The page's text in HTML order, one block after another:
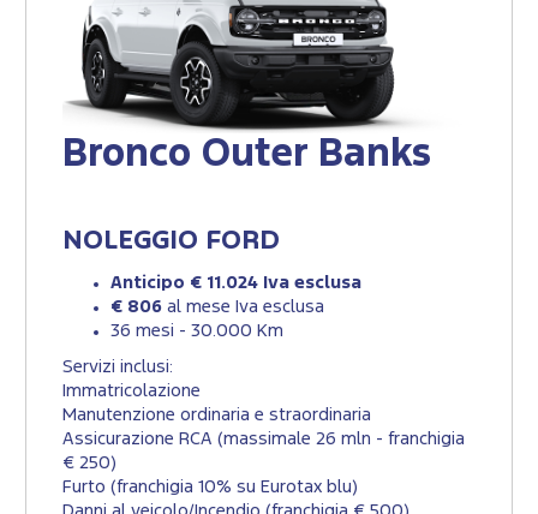
Bronco Outer Banks
NOLEGGIO FORD
Anticipo € 11.024 Iva esclusa
€ 806 al mese Iva esclusa
36 mesi - 30.000 Km
Servizi inclusi:
Immatricolazione
Manutenzione ordinaria e straordinaria
Assicurazione RCA (massimale 26 mln - franchigia
€ 250)
Furto (franchigia 10% su Eurotax blu)